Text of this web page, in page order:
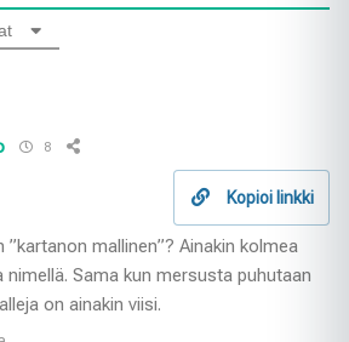
8
Kopioi linkki
mallinen”? Ainakin kolmea
Sama kun mersusta puhutaan
on ainakin viisi.